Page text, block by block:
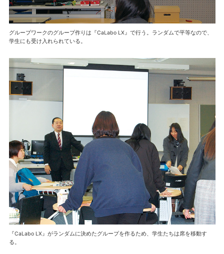
グループワークのグループ作りは『CaLabo LX』で行う。ランダムで平等なので、
学生にも受け入れられている。
『CaLabo LX』がランダムに決めたグループを作るため、学生たちは席を移動す
る。